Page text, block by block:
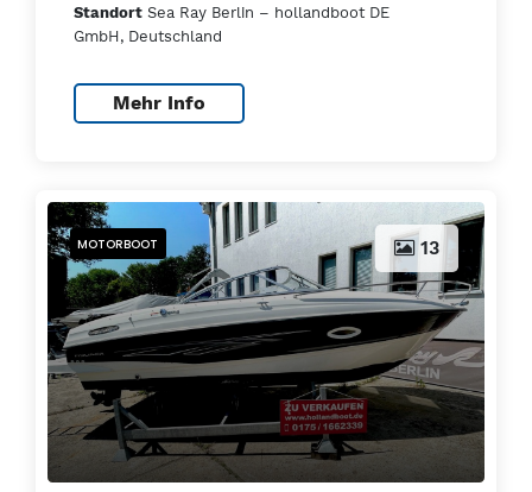
Standort Sea Ray Berlin – hollandboot DE
GmbH, Deutschland
Mehr Info
13
MOTORBOOT